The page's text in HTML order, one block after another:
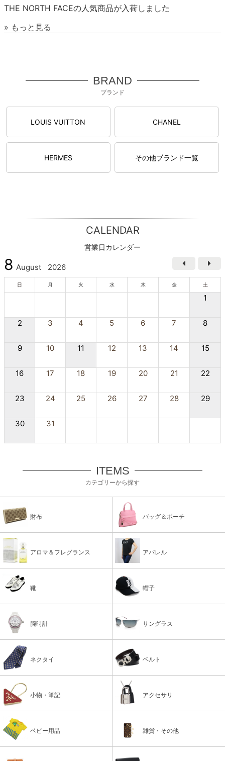
THE NORTH FACEの人気商品が入荷しました
» もっと見る
BRAND
ブランド
LOUIS VUITTON CHANEL
HERMES その他ブランド一覧
CALENDAR
営業日カレンダー
8 August 2026
日 月 火 水 木 金 土
1
2 3 4 5 6 7 8
9 10 11 12 13 14 15
16 17 18 19 20 21 22
23 24 25 26 27 28 29
30 31
ITEMS
カテゴリーから探す
財布 バッグ＆ポーチ
アロマ＆フレグランス アパレル
靴 帽子
腕時計 サングラス
ネクタイ ベルト
小物・筆記 アクセサリ
ベビー用品 雑貨・その他